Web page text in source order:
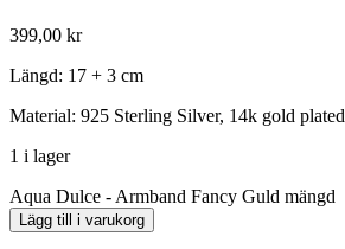
399,00 kr
Längd: 17 + 3 cm
Material: 925 Sterling Silver, 14k gold plated
1 i lager
Aqua Dulce - Armband Fancy Guld mängd
Lägg till i varukorg